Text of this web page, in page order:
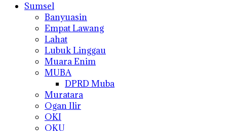
Sumsel
Banyuasin
Empat Lawang
Lahat
Lubuk Linggau
Muara Enim
MUBA
DPRD Muba
Muratara
Ogan Ilir
OKI
OKU